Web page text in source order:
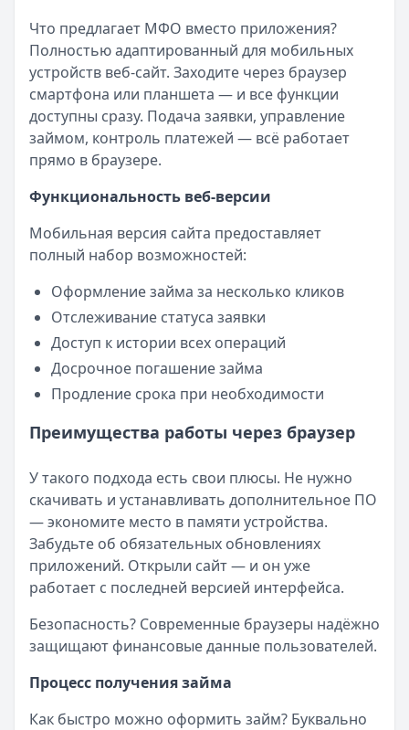
Что предлагает МФО вместо приложения?
Полностью адаптированный для мобильных
устройств веб-сайт. Заходите через браузер
смартфона или планшета — и все функции
доступны сразу. Подача заявки, управление
займом, контроль платежей — всё работает
прямо в браузере.
Функциональность веб-версии
Мобильная версия сайта предоставляет
полный набор возможностей:
Оформление займа за несколько кликов
Отслеживание статуса заявки
Доступ к истории всех операций
Досрочное погашение займа
Продление срока при необходимости
Преимущества работы через браузер
У такого подхода есть свои плюсы. Не нужно
скачивать и устанавливать дополнительное ПО
— экономите место в памяти устройства.
Забудьте об обязательных обновлениях
приложений. Открыли сайт — и он уже
работает с последней версией интерфейса.
Безопасность? Современные браузеры надёжно
защищают финансовые данные пользователей.
Процесс получения займа
Как быстро можно оформить займ? Буквально